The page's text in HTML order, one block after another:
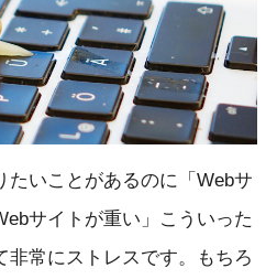
たいことがあるのに「Webサ
サイトが重い」こういった
非常にストレスです。もちろ